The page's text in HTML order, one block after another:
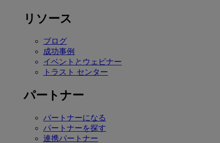
リソース
ブログ
成功事例
イベントとウェビナー
トラスト センター
パートナー
パートナーになる
パートナーを探す
連携パートナー